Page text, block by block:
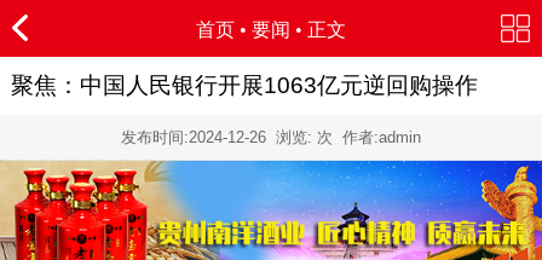
首页 • 要闻 • 正文
聚焦：中国人民银行开展1063亿元逆回购操作
发布时间:2024-12-26 浏览: 次 作者:admin